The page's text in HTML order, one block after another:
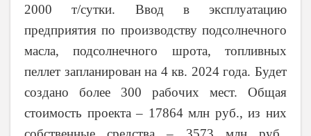
2000 т/сутки. Ввод в эксплуатацию
предприятия по производству подсолнечного
масла, подсолнечного шрота, топливных
пеллет запланирован на 4 кв. 2024 года. Будет
создано более 300 рабочих мест. Общая
стоимость проекта – 17864 млн руб., из них